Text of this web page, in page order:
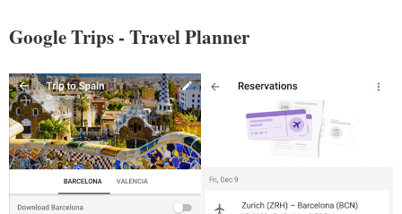
Google Trips - Travel Planner